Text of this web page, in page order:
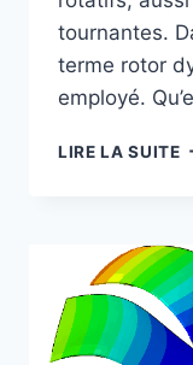
tournantes.
terme rotor
employé.
LIRE LA SUITE